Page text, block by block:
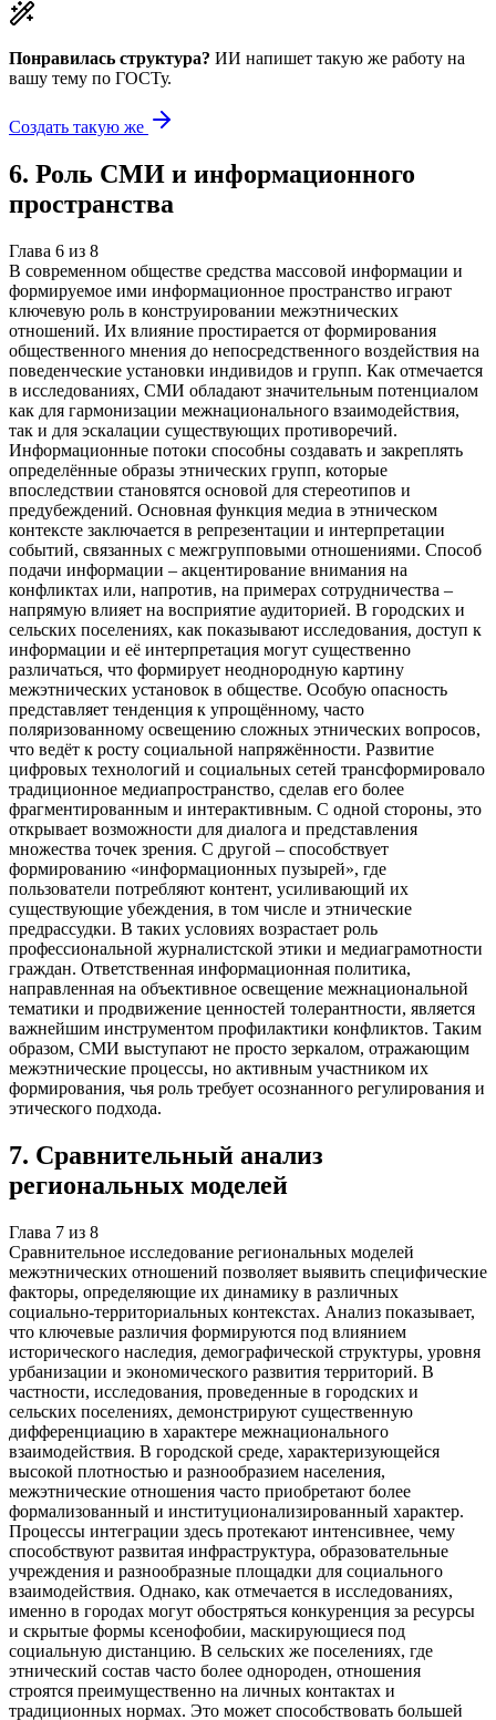
Понравилась структура? ИИ напишет такую же работу на
вашу тему по ГОСТу.
Создать такую же
6. Роль СМИ и информационного
пространства
Глава 6 из 8
В современном обществе средства массовой информации и
формируемое ими информационное пространство играют
ключевую роль в конструировании межэтнических
отношений. Их влияние простирается от формирования
общественного мнения до непосредственного воздействия на
поведенческие установки индивидов и групп. Как отмечается
в исследованиях, СМИ обладают значительным потенциалом
как для гармонизации межнационального взаимодействия,
так и для эскалации существующих противоречий.
Информационные потоки способны создавать и закреплять
определённые образы этнических групп, которые
впоследствии становятся основой для стереотипов и
предубеждений. Основная функция медиа в этническом
контексте заключается в репрезентации и интерпретации
событий, связанных с межгрупповыми отношениями. Способ
подачи информации – акцентирование внимания на
конфликтах или, напротив, на примерах сотрудничества –
напрямую влияет на восприятие аудиторией. В городских и
сельских поселениях, как показывают исследования, доступ к
информации и её интерпретация могут существенно
различаться, что формирует неоднородную картину
межэтнических установок в обществе. Особую опасность
представляет тенденция к упрощённому, часто
поляризованному освещению сложных этнических вопросов,
что ведёт к росту социальной напряжённости. Развитие
цифровых технологий и социальных сетей трансформировало
традиционное медиапространство, сделав его более
фрагментированным и интерактивным. С одной стороны, это
открывает возможности для диалога и представления
множества точек зрения. С другой – способствует
формированию «информационных пузырей», где
пользователи потребляют контент, усиливающий их
существующие убеждения, в том числе и этнические
предрассудки. В таких условиях возрастает роль
профессиональной журналистской этики и медиаграмотности
граждан. Ответственная информационная политика,
направленная на объективное освещение межнациональной
тематики и продвижение ценностей толерантности, является
важнейшим инструментом профилактики конфликтов. Таким
образом, СМИ выступают не просто зеркалом, отражающим
межэтнические процессы, но активным участником их
формирования, чья роль требует осознанного регулирования и
этического подхода.
7. Сравнительный анализ
региональных моделей
Глава 7 из 8
Сравнительное исследование региональных моделей
межэтнических отношений позволяет выявить специфические
факторы, определяющие их динамику в различных
социально-территориальных контекстах. Анализ показывает,
что ключевые различия формируются под влиянием
исторического наследия, демографической структуры, уровня
урбанизации и экономического развития территорий. В
частности, исследования, проведенные в городских и
сельских поселениях, демонстрируют существенную
дифференциацию в характере межнационального
взаимодействия. В городской среде, характеризующейся
высокой плотностью и разнообразием населения,
межэтнические отношения часто приобретают более
формализованный и институционализированный характер.
Процессы интеграции здесь протекают интенсивнее, чему
способствуют развитая инфраструктура, образовательные
учреждения и разнообразные площадки для социального
взаимодействия. Однако, как отмечается в исследованиях,
именно в городах могут обостряться конкуренция за ресурсы
и скрытые формы ксенофобии, маскирующиеся под
социальную дистанцию. В сельских же поселениях, где
этнический состав часто более однороден, отношения
строятся преимущественно на личных контактах и
традиционных нормах. Это может способствовать большей